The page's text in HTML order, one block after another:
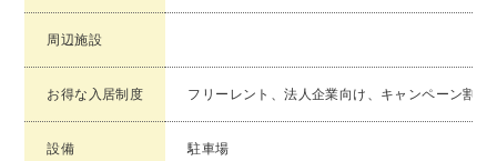
周辺施設
お得な入居制度 フリーレント、法人企業向け、キャンペーン割
設備 駐車場